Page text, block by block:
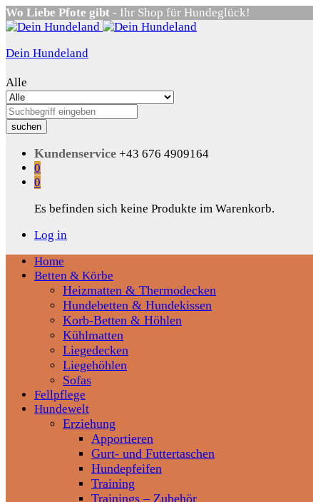
Wo Liebe Pfote gibt - Ihr Shop für Hundeglück!
Dein Hundeland
Alle
suchen
Kundenservice +43 676 4909164
0
0
Es befinden sich keine Produkte im Warenkorb.
Log in
Home
Betten & Körbe
Heizmatten & Thermodecken
Hundebetten & Hundekissen
Korb-Betten & Höhlen
Kühlmatten
Liegedecken
Liegehöhlen
Sofas
Fellpflege
Hundewelt
Erziehung
Apportieren
Gurt- und Futtertaschen
Hundepfeifen
Training
Trainings – Zubehör